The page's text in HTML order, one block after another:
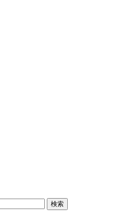
検索